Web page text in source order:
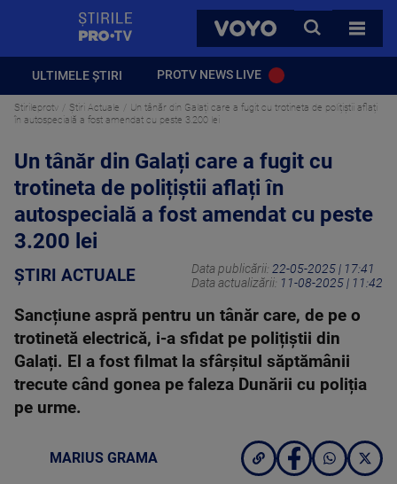
VOYO
CAUTA
TOATE
ULTIMELE ȘTIRI PROTV NEWS LIVE
Stirileprotv Știri Actuale
Un tânăr din Galați care a fugit cu trotineta de polițiștii aflați
în autospecială a fost amendat cu peste 3.200 lei
Un tânăr din Galați care a fugit cu
trotineta de polițiștii aflați în
autospecială a fost amendat cu peste
3.200 lei
ȘTIRI ACTUALE Data publicării: 22-05-2025 | 17:41
Data actualizării: 11-08-2025 | 11:42
Sancțiune aspră pentru un tânăr care, de pe o
trotinetă electrică, i-a sfidat pe polițiștii din
Galați. El a fost filmat la sfârșitul săptămânii
trecute când gonea pe faleza Dunării cu poliția
pe urme.
MARIUS GRAMA